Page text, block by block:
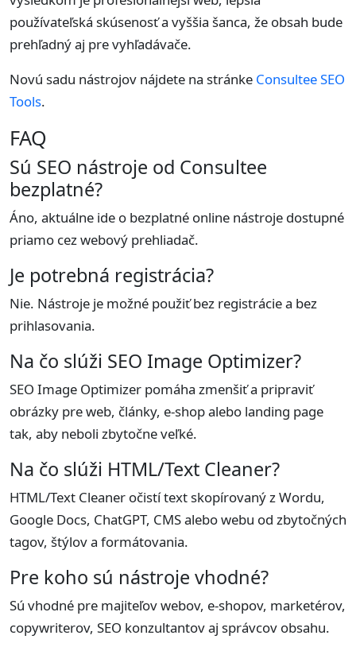
používateľská skúsenosť a vyššia šanca, že obsah bude
prehľadný aj pre vyhľadávače.
Novú sadu nástrojov nájdete na stránke Consultee SEO
Tools.
FAQ
Sú SEO nástroje od Consultee
bezplatné?
Áno, aktuálne ide o bezplatné online nástroje dostupné
priamo cez webový prehliadač.
Je potrebná registrácia?
Nie. Nástroje je možné použiť bez registrácie a bez
prihlasovania.
Na čo slúži SEO Image Optimizer?
SEO Image Optimizer pomáha zmenšiť a pripraviť
obrázky pre web, články, e-shop alebo landing page
tak, aby neboli zbytočne veľké.
Na čo slúži HTML/Text Cleaner?
HTML/Text Cleaner očistí text skopírovaný z Wordu,
Google Docs, ChatGPT, CMS alebo webu od zbytočných
tagov, štýlov a formátovania.
Pre koho sú nástroje vhodné?
Sú vhodné pre majiteľov webov, e-shopov, marketérov,
copywriterov, SEO konzultantov aj správcov obsahu.